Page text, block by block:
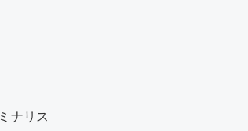
ナリス